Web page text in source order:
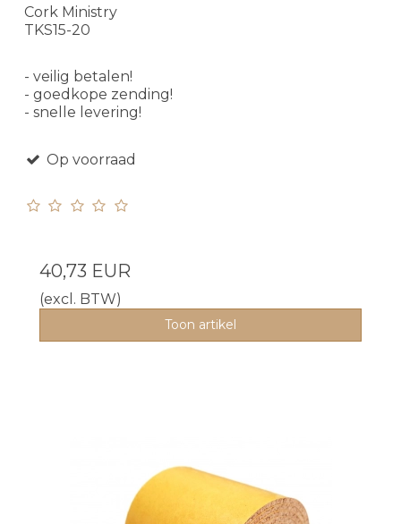
Cork Ministry
TKS15-20
- veilig betalen!
- goedkope zending!
- snelle levering!
Op voorraad
40,73 EUR
(excl. BTW)
Toon artikel